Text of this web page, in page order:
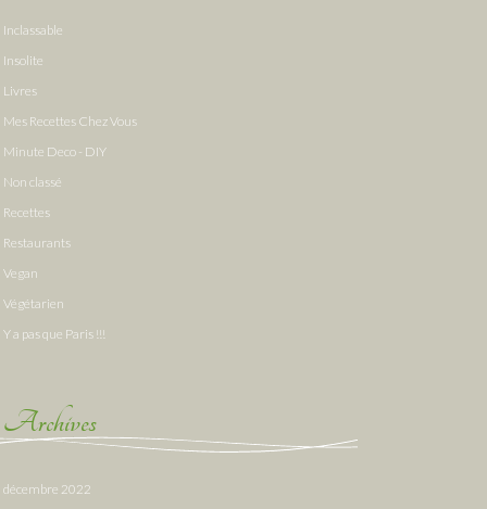
Inclassable
Insolite
Livres
Mes Recettes Chez Vous
Minute Deco - DIY
Non classé
Recettes
Restaurants
Vegan
Végétarien
Y a pas que Paris !!!
Archives
décembre 2022